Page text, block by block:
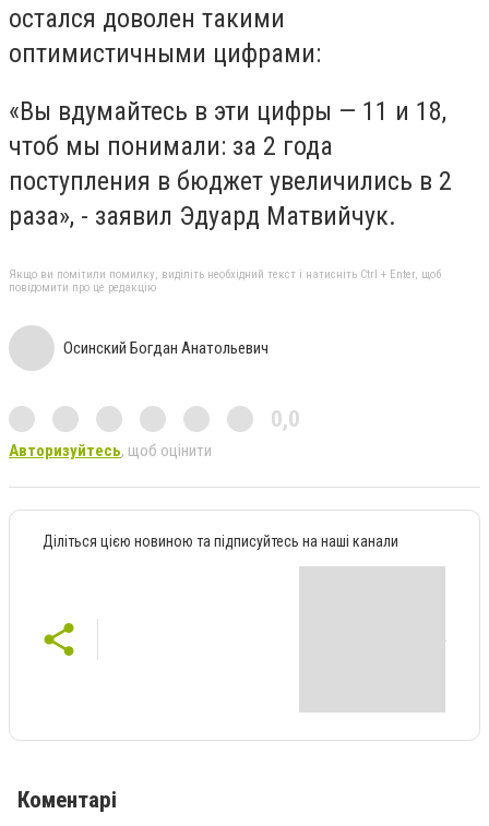
остался доволен такими
оптимистичными цифрами:
«Вы вдумайтесь в эти цифры — 11 и 18,
чтоб мы понимали: за 2 года
поступления в бюджет увеличились в 2
раза», - заявил Эдуард Матвийчук.
Якщо ви помітили помилку, виділіть необхідний текст і натисніть Ctrl + Enter, щоб
повідомити про це редакцію
Осинский Богдан Анатольевич
0,0
Авторизуйтесь, щоб оцінити
Діліться цією новиною та підписуйтесь на наші канали
Коментарі